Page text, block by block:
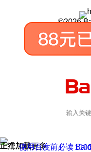
©2026
正在加载
上滑加载更多
使用百度前必读京公